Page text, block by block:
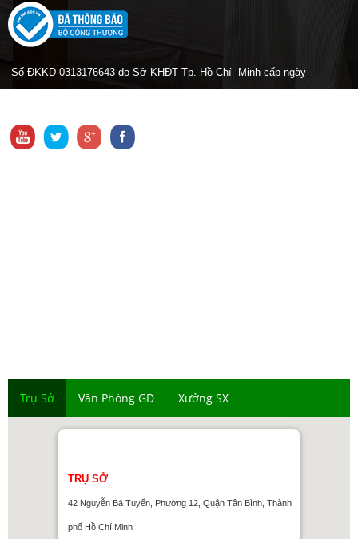
Số ĐKKD 0313176643 do Sở KHĐT Tp. Hồ Chí Minh cấp ngày
Trụ Sở Văn Phòng GD Xưởng SX
TRỤ SỞ
42 Nguyễn Bá Tuyển, Phường 12, Quận Tân Bình, Thành
phố Hồ Chí Minh